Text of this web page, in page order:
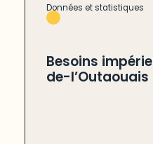
Données et statistiques
Besoins
de-l’Outaouais